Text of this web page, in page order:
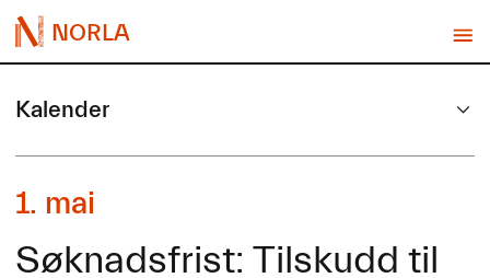
NORLA
Kalender
1. mai
Søknadsfrist: Tilskudd til